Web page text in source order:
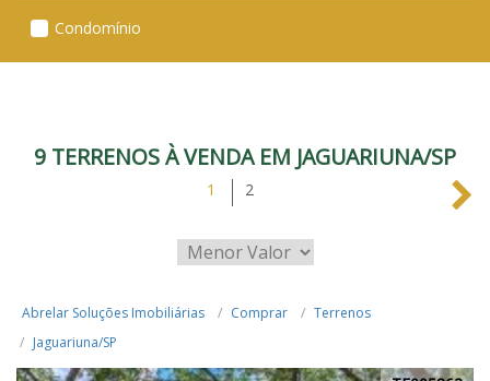
Condomínio
9 TERRENOS À VENDA EM JAGUARIUNA/SP
1 2
Abrelar Soluções Imobiliárias Comprar
Terrenos
Jaguariuna/SP